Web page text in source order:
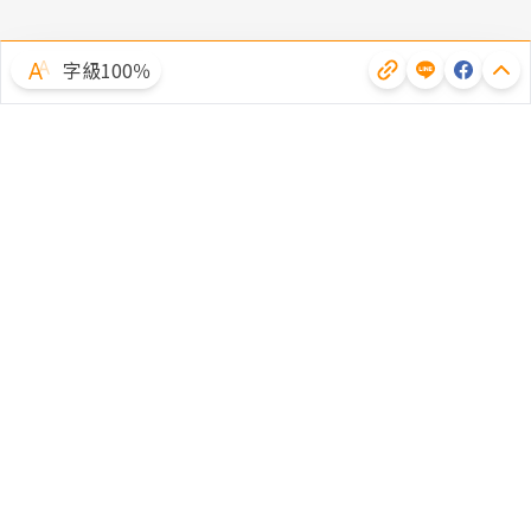
字級100％